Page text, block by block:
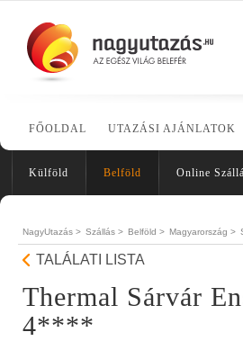
FŐOLDAL UTAZÁSI AJÁNLATOK
Külföld Belföld Online
NagyUtazás > Szállás > Belföld > Magyarország >
TALÁLATI LISTA
Thermal Sárvár
4****